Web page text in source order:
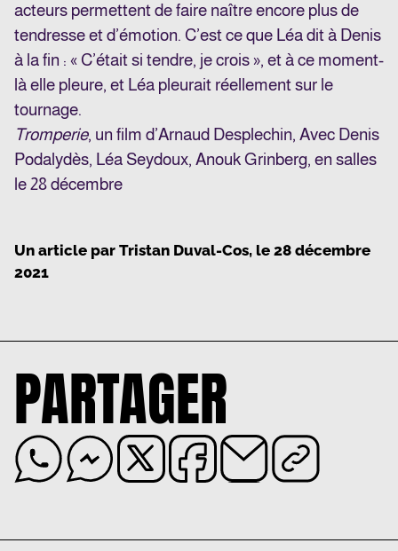
acteurs permettent de faire naître encore plus de
tendresse et d’émotion. C’est ce que Léa dit à Denis
à la fin : « C’était si tendre, je crois », et à ce moment-
là elle pleure, et Léa pleurait réellement sur le
tournage.
Tromperie, un film d’Arnaud Desplechin, Avec Denis
Podalydès, Léa Seydoux, Anouk Grinberg, en salles
le 28 décembre
Un article par Tristan Duval-Cos, le 28 décembre
2021
PARTAGER